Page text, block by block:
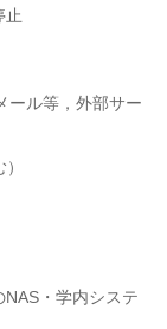
止
等，外部サー
・学内システ